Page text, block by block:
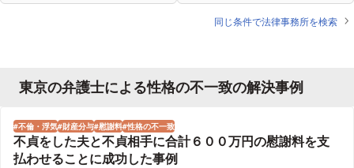
同じ条件で法律事務所を検索
東京の弁護士による性格の不一致の解決事例
不倫・浮気 財産分与 慰謝料 性格の不一致
不貞をした夫と不貞相手に合計６００万円の慰謝料を支
払わせることに成功した事例